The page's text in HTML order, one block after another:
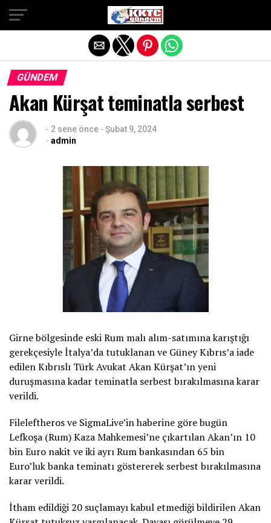
GÜNDEM
Akan Kürşat teminatla serbest
- 2 sene önce - Şubat 9, 2024
- admin
Girne bölgesinde eski Rum malı alım-satımına karıştığı
gerekçesiyle İtalya’da tutuklanan ve Güney Kıbrıs’a iade
edilen Kıbrıslı Türk Avukat Akan Kürşat’ın yeni
duruşmasına kadar teminatla serbest bırakılmasına karar
verildi.
Fileleftheros ve SigmaLive’in haberine göre bugün
Lefkoşa (Rum) Kaza Mahkemesi’ne çıkartılan Akan’ın 10
bin Euro nakit ve iki ayrı Rum bankasından 65 bin
Euro’luk banka teminatı göstererek serbest bırakılmasına
karar verildi.
İtham edildiği 20 suçlamayı kabul etmediği bildirilen Akan
Exit mobile version